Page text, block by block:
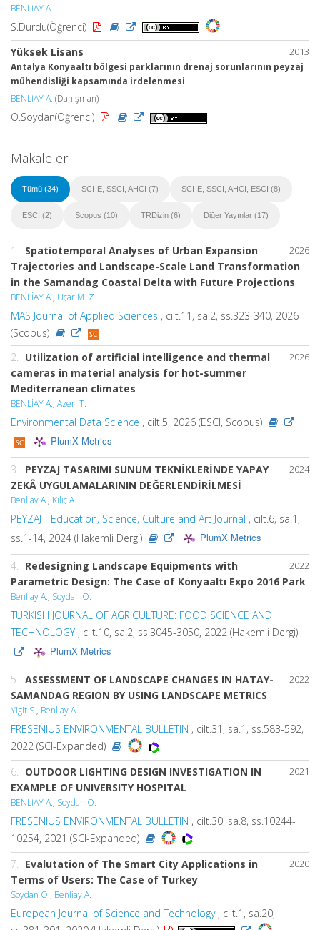
BENLİAY A.
S.Durdu(Öğrenci)
2013
Yüksek Lisans
Antalya Konyaaltı bölgesi parklarının drenaj sorunlarının peyzaj
mühendisliği kapsamında irdelenmesi
BENLİAY A. (Danışman)
O.Soydan(Öğrenci)
Makaleler
Tümü (34) SCI-E, SSCI, AHCI (7) SCI-E, SSCI, AHCI, ESCI (8)
ESCI (2) Scopus (10) TRDizin (6) Diğer Yayınlar (17)
2026
1. Spatiotemporal Analyses of Urban Expansion
Trajectories and Landscape-Scale Land Transformation
in the Samandag Coastal Delta with Future Projections
BENLİAY A., Uçar M. Z.
MAS Journal of Applied Sciences , cilt.11, sa.2, ss.323-340, 2026
(Scopus)
2026
2. Utilization of artificial intelligence and thermal
cameras in material analysis for hot-summer
Mediterranean climates
BENLİAY A., Azeri T.
Environmental Data Science , cilt.5, 2026 (ESCI, Scopus)
PlumX Metrics
2024
3. PEYZAJ TASARIMI SUNUM TEKNİKLERİNDE YAPAY
ZEKÂ UYGULAMALARININ DEĞERLENDİRİLMESİ
Benliay A., Kılıç A.
PEYZAJ - Education, Science, Culture and Art Journal , cilt.6, sa.1,
ss.1-14, 2024 (Hakemli Dergi)
PlumX Metrics
2022
4. Redesigning Landscape Equipments with
Parametric Design: The Case of Konyaaltı Expo 2016 Park
Benliay A., Soydan O.
TURKISH JOURNAL OF AGRICULTURE: FOOD SCIENCE AND
TECHNOLOGY , cilt.10, sa.2, ss.3045-3050, 2022 (Hakemli Dergi)
PlumX Metrics
2022
5. ASSESSMENT OF LANDSCAPE CHANGES IN HATAY-
SAMANDAG REGION BY USING LANDSCAPE METRICS
Yigit S., Benliay A.
FRESENIUS ENVIRONMENTAL BULLETIN , cilt.31, sa.1, ss.583-592,
2022 (SCI-Expanded)
2021
6. OUTDOOR LIGHTING DESIGN INVESTIGATION IN
EXAMPLE OF UNIVERSITY HOSPITAL
BENLİAY A., Soydan O.
FRESENIUS ENVIRONMENTAL BULLETIN , cilt.30, sa.8, ss.10244-
10254, 2021 (SCI-Expanded)
2020
7. Evalutation of The Smart City Applications in
Terms of Users: The Case of Turkey
Soydan O., Benliay A.
European Journal of Science and Technology, cilt.1, sa.20,